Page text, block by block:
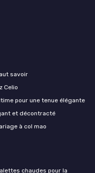
savoir
Celio
pour une tenue élégante
et décontracté
à col mao
chaudes pour la